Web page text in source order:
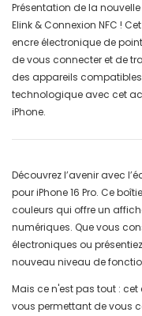
Présentation de la
Elink & Connexion NFC !
encre électronique de
de vous connecter et de
des appareils
technologique avec cet
iPhone.
Découvrez l’avenir avec
pour iPhone 16 Pro. Ce
couleurs qui offre un
numériques. Que vous
électroniques ou
nouveau niveau de
Mais ce n'est pas tout : cet
vous permettant de vous